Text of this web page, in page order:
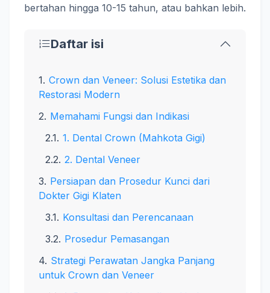
bertahan hingga 10-15 tahun, atau bahkan lebih.
Daftar isi
Crown dan Veneer: Solusi Estetika dan
Restorasi Modern
Memahami Fungsi dan Indikasi
1. Dental Crown (Mahkota Gigi)
2. Dental Veneer
Persiapan dan Prosedur Kunci dari
Dokter Gigi Klaten
Konsultasi dan Perencanaan
Prosedur Pemasangan
Strategi Perawatan Jangka Panjang
untuk Crown dan Veneer